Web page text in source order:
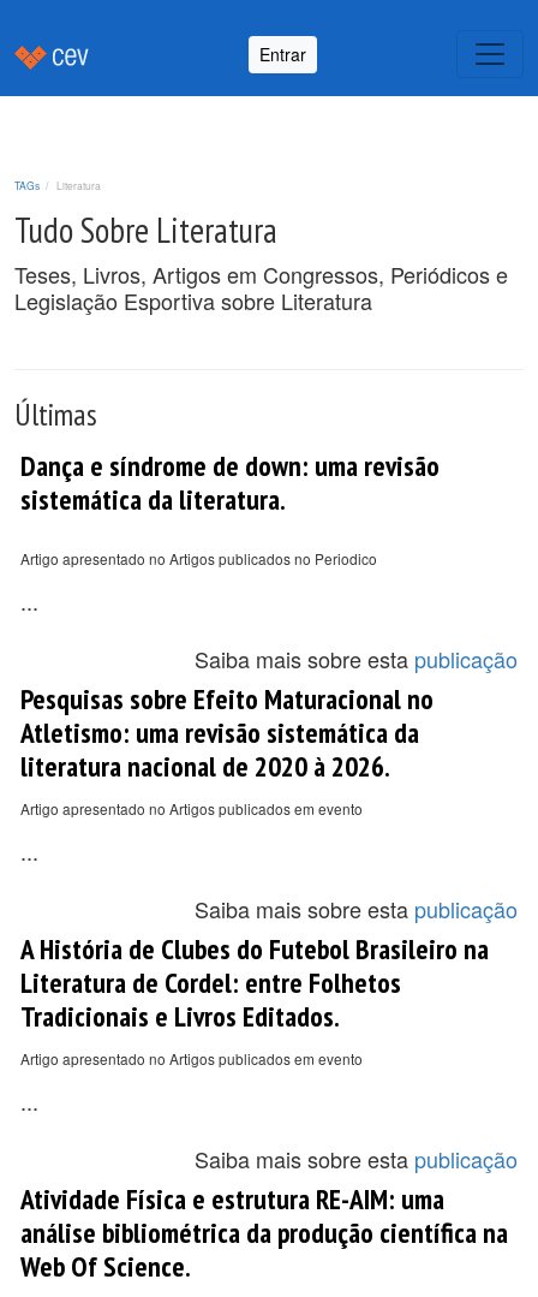
Entrar
TAGs Literatura
Tudo Sobre Literatura
Teses, Livros, Artigos em Congressos, Periódicos e
Legislação Esportiva sobre Literatura
Últimas
Dança e síndrome de down: uma revisão
sistemática da literatura.
Artigo apresentado no Artigos publicados no Periodico
...
Saiba mais sobre esta publicação
Pesquisas sobre Efeito Maturacional no
Atletismo: uma revisão sistemática da
literatura nacional de 2020 à 2026.
Artigo apresentado no Artigos publicados em evento
...
Saiba mais sobre esta publicação
A História de Clubes do Futebol Brasileiro na
Literatura de Cordel: entre Folhetos
Tradicionais e Livros Editados.
Artigo apresentado no Artigos publicados em evento
...
Saiba mais sobre esta publicação
Atividade Física e estrutura RE-AIM: uma
análise bibliométrica da produção científica na
Web Of Science.